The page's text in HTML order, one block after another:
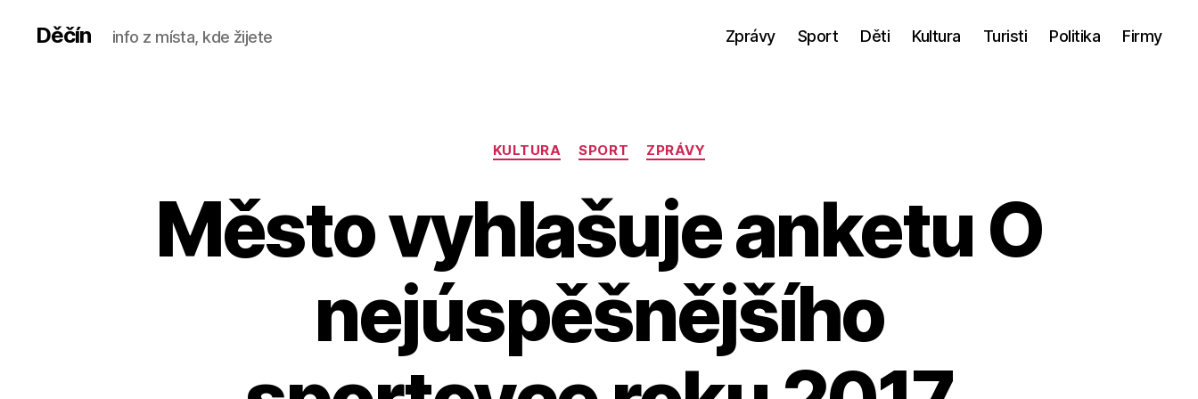
Děčín info z místa, kde žijete Zprávy Sport Děti Kultura Turisti Politika Firmy
Rubriky
KULTURA SPORT ZPRÁVY
Město vyhlašuje anketu O
nejúspěšnějšího
u